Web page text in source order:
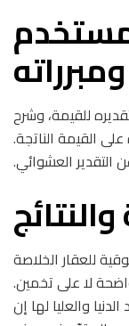
ومبرراته
للقيمة، وشرح
القيمة الناتجة.
التقدير العشوائي.
للعقار الخلاصة
لا على تخمين.
والعليا لها إن